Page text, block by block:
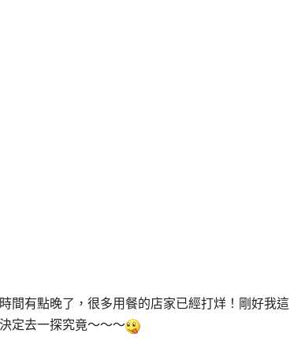
間有點晚了，很多用餐的店家已經打烊！剛好我這
定去一探究竟～～～